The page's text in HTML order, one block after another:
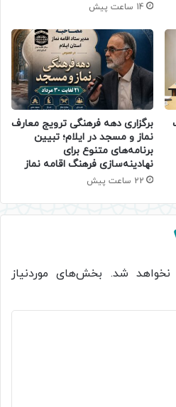
14 ساعت پیش
برگزاری دهه فرهنگی ترویج معارف
نماز و مسجد در ایلام؛ تبیین
برنامه‌های متنوع برای
نهادینه‌سازی فرهنگ اقامه نماز
22 ساعت پیش
نخواهد شد. بخش‌های موردنیاز